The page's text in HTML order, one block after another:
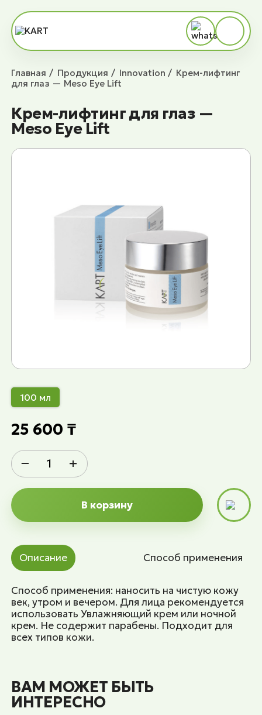
Главная Продукция Innovation
Крем-лифтинг
для глаз — Meso Eye Lift
Крем-лифтинг для глаз —
Meso Eye Lift
100 мл
25 600 ₸
− +
В корзину
Описание Способ применения
Способ применения: наносить на чистую кожу
век, утром и вечером. Для лица рекомендуется
использовать Увлажняющий крем или ночной
крем. Не содержит парабены. Подходит для
всех типов кожи.
ВАМ МОЖЕТ БЫТЬ
ИНТЕРЕСНО